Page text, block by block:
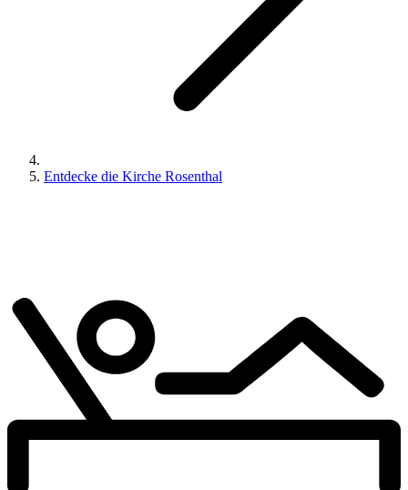
Entdecke die Kirche Rosenthal